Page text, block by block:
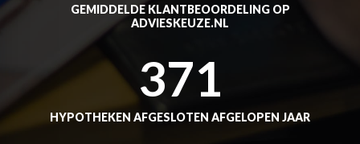
GEMIDDELDE KLANTBEOORDELING OP
ADVIESKEUZE.NL
371
HYPOTHEKEN AFGESLOTEN AFGELOPEN JAAR